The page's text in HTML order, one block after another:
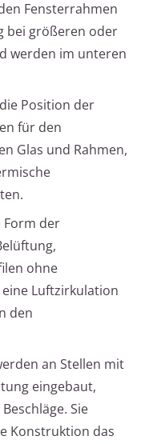
Fensterrahmen
bei größeren oder
werden im unteren
Position der
für den
Glas und Rahmen,
Form der
ohne
Luftzirkulation
den
an Stellen mit
eingebaut,
Sie
Konstruktion das